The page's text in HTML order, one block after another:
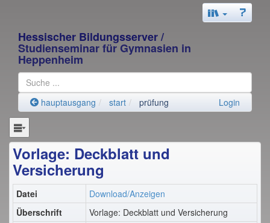
Hessischer Bildungsserver/
Studienseminar für Gymnasien in
Heppenheim
hauptausgang start prüfung Login
Vorlage: Deckblatt und
Versicherung
Datei
Download/Anzeigen
Überschrift
Vorlage: Deckblatt und Versicherung